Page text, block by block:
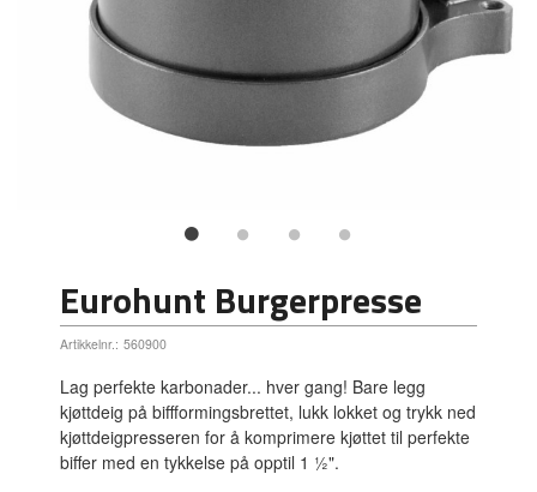
Eurohunt Burgerpresse
Artikkelnr.: 560900
Lag perfekte karbonader... hver gang! Bare legg
kjøttdeig på biffformingsbrettet, lukk lokket og trykk ned
kjøttdeigpresseren for å komprimere kjøttet til perfekte
biffer med en tykkelse på opptil 1 ½".